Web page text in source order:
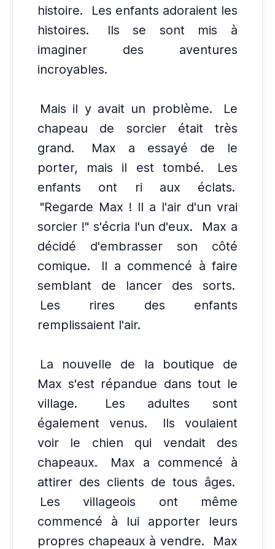
histoire.
Les enfants adoraient les
histoires.
Ils se sont mis à
imaginer des aventures
incroyables.
Mais il y avait un problème.
Le
chapeau de sorcier était très
grand.
Max a essayé de le
porter, mais il est tombé.
Les
enfants ont ri aux éclats.
"Regarde Max ! Il a l'air d'un vrai
sorcier !" s'écria l'un d'eux.
Max a
décidé d'embrasser son côté
comique.
Il a commencé à faire
semblant de lancer des sorts.
Les rires des enfants
remplissaient l'air.
La nouvelle de la boutique de
Max s'est répandue dans tout le
village.
Les adultes sont
également venus.
Ils voulaient
voir le chien qui vendait des
chapeaux.
Max a commencé à
attirer des clients de tous âges.
Les villageois ont même
commencé à lui apporter leurs
propres chapeaux à vendre.
Max